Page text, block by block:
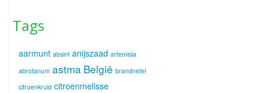
Tags
aarmunt absint anijszaad artemisia
abrotanum astma België brandnetel
citroenkruid citroenmelisse